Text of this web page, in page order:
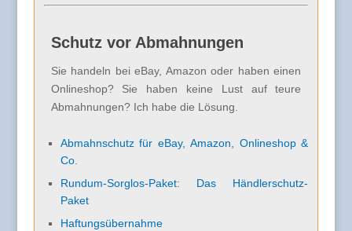
Schutz vor Abmahnungen
Sie handeln bei eBay, Amazon oder haben einen
Onlineshop? Sie haben keine Lust auf teure
Abmahnungen? Ich habe die Lösung.
Abmahnschutz für eBay, Amazon, Onlineshop &
Co.
Rundum-Sorglos-Paket: Das Händlerschutz-
Paket
Haftungsübernahme